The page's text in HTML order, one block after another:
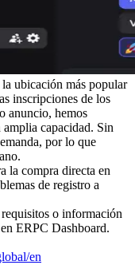
ubicación más popular
inscripciones de los
anuncio, hemos
capacidad. Sin
por lo que
la compra directa en
de registro a
o información
ERPC Dashboard.
en